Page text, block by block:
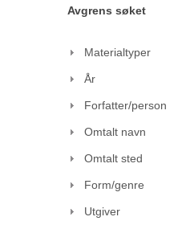
Avgrens søket
Materialtyper
År
Forfatter/person
Omtalt navn
Omtalt sted
Form/genre
Utgiver